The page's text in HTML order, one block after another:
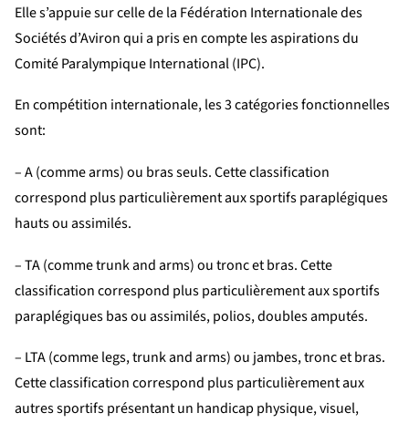
Elle s’appuie sur celle de la Fédération Internationale des
Sociétés d’Aviron qui a pris en compte les aspirations du
Comité Paralympique International (IPC).
En compétition internationale, les 3 catégories fonctionnelles
sont:
– A (comme arms) ou bras seuls. Cette classification
correspond plus particulièrement aux sportifs paraplégiques
hauts ou assimilés.
– TA (comme trunk and arms) ou tronc et bras. Cette
classification correspond plus particulièrement aux sportifs
paraplégiques bas ou assimilés, polios, doubles amputés.
– LTA (comme legs, trunk and arms) ou jambes, tronc et bras.
Cette classification correspond plus particulièrement aux
autres sportifs présentant un handicap physique, visuel,